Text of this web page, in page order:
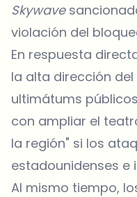
Skywave
violación del
En respuesta
la alta dirección del
ultimátums
con ampliar el
la región" si los
estadounidenses e
Al mismo tiempo,